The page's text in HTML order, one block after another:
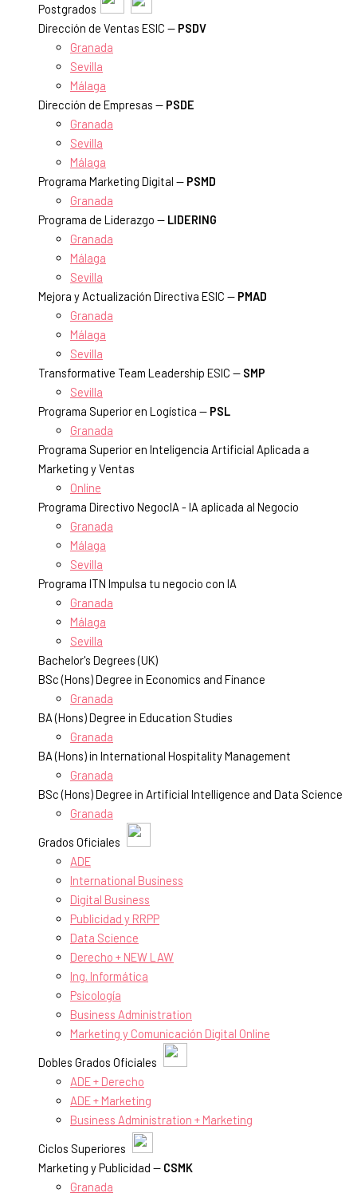
Postgrados
Dirección de Ventas ESIC — PSDV
Granada
Sevilla
Málaga
Dirección de Empresas — PSDE
Granada
Sevilla
Málaga
Programa Marketing Digital — PSMD
Granada
Programa de Liderazgo — LIDERING
Granada
Málaga
Sevilla
Mejora y Actualización Directiva ESIC — PMAD
Granada
Málaga
Sevilla
Transformative Team Leadership ESIC — SMP
Sevilla
Programa Superior en Logística — PSL
Granada
Programa Superior en Inteligencia Artificial Aplicada a
Marketing y Ventas
Online
Programa Directivo NegocIA - IA aplicada al Negocio
Granada
Málaga
Sevilla
Programa ITN Impulsa tu negocio con IA
Granada
Málaga
Sevilla
Bachelor's Degrees (UK)
BSc (Hons) Degree in Economics and Finance
Granada
BA (Hons) Degree in Education Studies
Granada
BA (Hons) in International Hospitality Management
Granada
BSc (Hons) Degree in Artificial Intelligence and Data Science
Granada
Grados Oficiales
ADE
International Business
Digital Business
Publicidad y RRPP
Data Science
Derecho + NEW LAW
Ing. Informática
Psicología
Business Administration
Marketing y Comunicación Digital Online
Dobles Grados Oficiales
ADE + Derecho
ADE + Marketing
Business Administration + Marketing
Ciclos Superiores
Marketing y Publicidad — CSMK
Granada